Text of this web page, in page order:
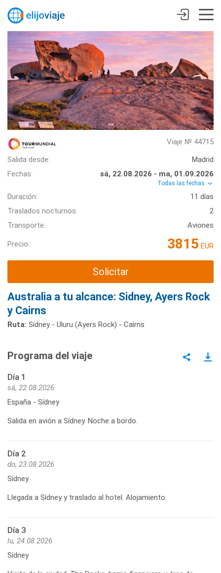
Viaje № 44715
Salida desde:
Madrid
Fechas:
sá, 22.08.2026 - ma, 01.09.2026
Todas las fechas
Duración:
11 días
Traslados nocturnos:
2
Transporte:
Aviones
Precio: 3815 EUR
Solicitar
Australia a tu alcance: Sidney, Ayers Rock
y Cairns
Ruta: Sídney - Uluru (Ayers Rock) - Cairns
Programa del viaje
Día 1
sá, 22.08.2026
España - Sídney
Salida en avión a Sídney. Noche a bordo.
Día 2
do, 23.08.2026
Sídney
Llegada a Sídney y traslado al hotel. Alojamiento.
Día 3
lu, 24.08.2026
Sídney